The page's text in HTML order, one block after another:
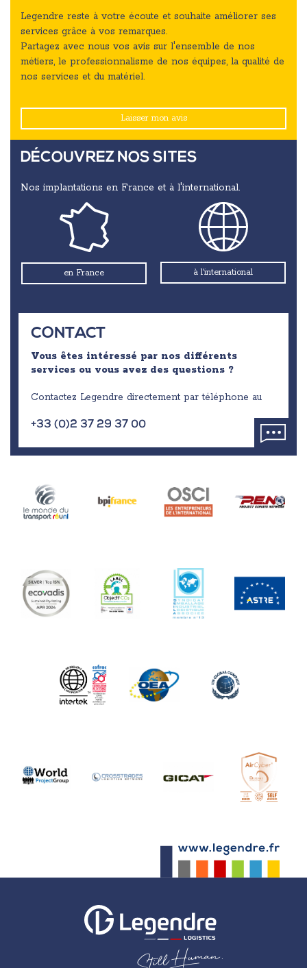
Legendre reste à votre écoute et souhaite améliorer ses
services grâce à vos remarques.
Partagez avec nous vos avis sur l'ensemble de nos
métiers, le professionnalisme de nos équipes, la qualité de
nos services et du matériel.
Laisser mon avis
DÉCOUVREZ NOS SITES
Nos implantations en France et à l'international.
en France à l'international
CONTACT
Vous êtes intéressé par nos différents
services ou vous avez des questions ?
Contactez Legendre directement par téléphone au
+33 (0)2 37 29 37 00